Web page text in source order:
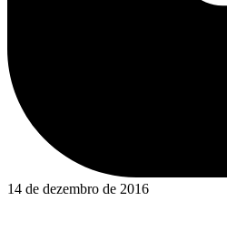
14 de dezembro de 2016